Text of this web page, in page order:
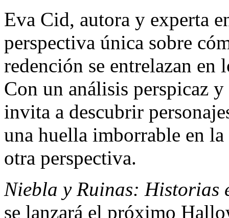
Eva Cid, autora y experta
perspectiva única sobre
redención se entrelazan en
Con un análisis perspicaz
invita a descubrir
una huella imborrable en
otra perspectiva.
Niebla y Ruinas: Historias
se lanzará el próximo